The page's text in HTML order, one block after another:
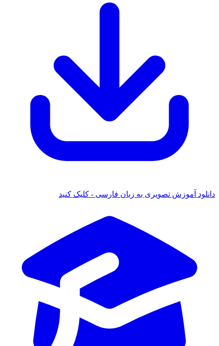
دانلود آموزش تصویری به زبان فارسی - کلیک کنید